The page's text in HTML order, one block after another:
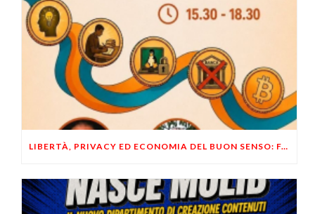
LIBERTÀ, PRIVACY ED ECONOMIA DEL BUON SENSO: FACCO E MUSUMECI A CASALECCHIO DI RENO (BO)